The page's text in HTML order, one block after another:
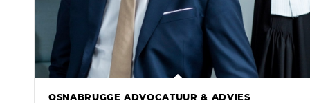
OSNABRUGGE ADVOCATUUR & ADVIES